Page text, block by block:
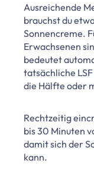
Ausreichende
brauchst du
Sonnencreme.
Erwachsenen
bedeutet
tatsächliche
die Hälfte oder
Rechtzeitig
bis 30 Minuten
damit sich der
kann.